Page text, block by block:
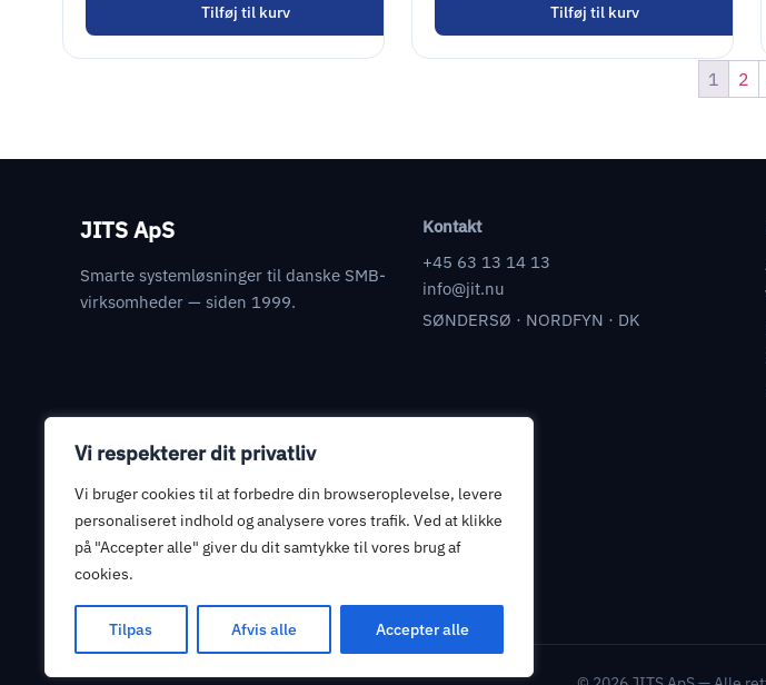
Vi respekterer dit privatliv
Vi bruger cookies til at forbedre din browseroplevelse, levere
personaliseret indhold og analysere vores trafik. Ved at klikke
på "Accepter alle" giver du dit samtykke til vores brug af
cookies.
Tilpas Afvis alle Accepter alle
Tilføj til kurv Tilføj til kurv
1 2
JITS ApS
Smarte systemløsninger til danske SMB-
virksomheder — siden 1999.
Kontakt
+45 63 13 14 13
info@jit.nu
SØNDERSØ · NORDFYN · DK
Juridisk
Databehandleraftale
Informationssikkerhed
Privatlivspolitik
Handelsbetingelser